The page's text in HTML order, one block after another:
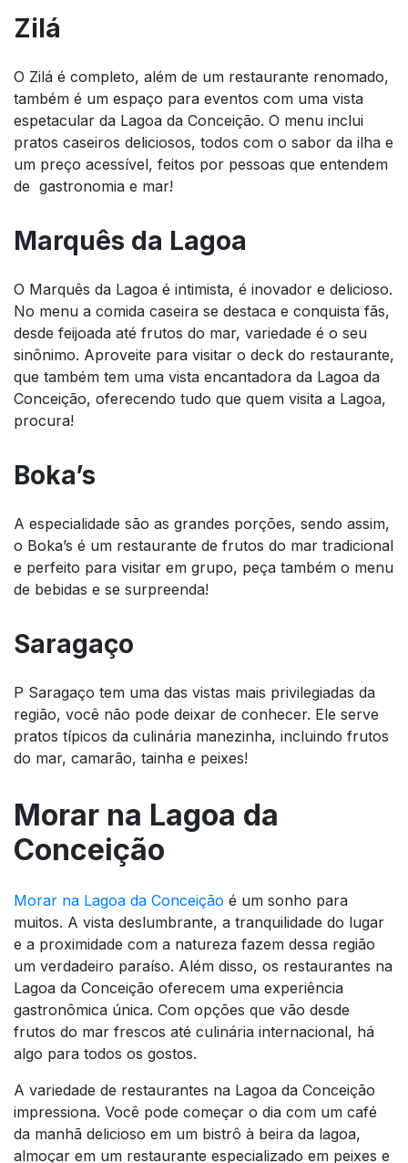
Zilá
O Zilá é completo, além de um restaurante renomado,
também é um espaço para eventos com uma vista
espetacular da Lagoa da Conceição. O menu inclui
pratos caseiros deliciosos, todos com o sabor da ilha e
um preço acessível, feitos por pessoas que entendem
de gastronomia e mar!
Marquês da Lagoa
O Marquês da Lagoa é intimista, é inovador e delicioso.
No menu a comida caseira se destaca e conquista fãs,
desde feijoada até frutos do mar, variedade é o seu
sinônimo. Aproveite para visitar o deck do restaurante,
que também tem uma vista encantadora da Lagoa da
Conceição, oferecendo tudo que quem visita a Lagoa,
procura!
Boka’s
A especialidade são as grandes porções, sendo assim,
o Boka’s é um restaurante de frutos do mar tradicional
e perfeito para visitar em grupo, peça também o menu
de bebidas e se surpreenda!
Saragaço
P Saragaço tem uma das vistas mais privilegiadas da
região, você não pode deixar de conhecer. Ele serve
pratos típicos da culinária manezinha, incluindo frutos
do mar, camarão, tainha e peixes!
Morar na Lagoa da
Conceição
Morar na Lagoa da Conceição é um sonho para
muitos. A vista deslumbrante, a tranquilidade do lugar
e a proximidade com a natureza fazem dessa região
um verdadeiro paraíso. Além disso, os restaurantes na
Lagoa da Conceição oferecem uma experiência
gastronômica única. Com opções que vão desde
frutos do mar frescos até culinária internacional, há
algo para todos os gostos.
A variedade de restaurantes na Lagoa da Conceição
impressiona. Você pode começar o dia com um café
da manhã delicioso em um bistrô à beira da lagoa,
almoçar em um restaurante especializado em peixes e